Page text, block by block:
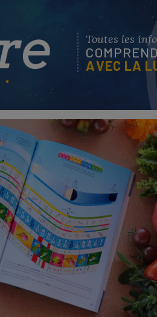
Toutes les
AVEC LA